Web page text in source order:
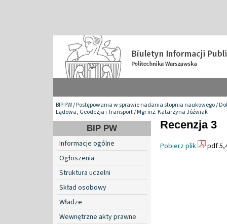
BIP PW/Postępowania w sprawie nadania stopnia naukowego/
Lądowa, Geodezja i Transport/Mgr inż. Katarzyna Jóźwiak
BIP PW
Informacje ogólne
Ogłoszenia
Struktura uczelni
Skład osobowy
Władze
Wewnętrzne akty prawne
Recenzja 3
Pobierz plik pdf